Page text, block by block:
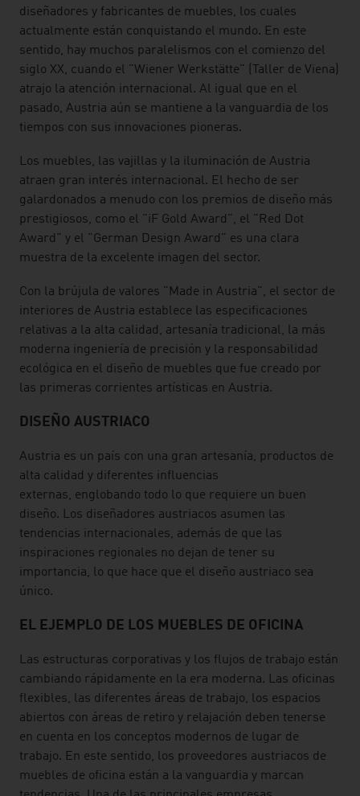
diseñadores y fabricantes de muebles, los cuales
actualmente están conquistando el mundo. En este
sentido, hay muchos paralelismos con el comienzo del
siglo XX, cuando el "Wiener Werkstätte" (Taller de Viena)
atrajo la atención internacional. Al igual que en el
pasado, Austria aún se mantiene a la vanguardia de los
tiempos con sus innovaciones pioneras.
Los muebles, las vajillas y la iluminación de Austria
atraen gran interés internacional. El hecho de ser
galardonados a menudo con los premios de diseño más
prestigiosos, como el "iF Gold Award", el "Red Dot
Award" y el "German Design Award" es una clara
muestra de la excelente imagen del sector.
Con la brújula de valores "Made in Austria", el sector de
interiores de Austria establece las especificaciones
relativas a la alta calidad, artesanía tradicional, la más
moderna ingeniería de precisión y la responsabilidad
ecológica en el diseño de muebles que fue creado por
las primeras corrientes artísticas en Austria.
DISEÑO AUSTRIACO
Austria es un país con una gran artesanía, productos de
alta calidad y diferentes influencias
externas, englobando todo lo que requiere un buen
diseño. Los diseñadores austriacos asumen las
tendencias internacionales, además de que las
inspiraciones regionales no dejan de tener su
importancia, lo que hace que el diseño austriaco sea
único.
EL EJEMPLO DE LOS MUEBLES DE OFICINA
Las estructuras corporativas y los flujos de trabajo están
cambiando rápidamente en la era moderna. Las oficinas
flexibles, las diferentes áreas de trabajo, los espacios
abiertos con áreas de retiro y relajación deben tenerse
en cuenta en los conceptos modernos de lugar de
trabajo. En este sentido, los proveedores austriacos de
muebles de oficina están a la vanguardia y marcan